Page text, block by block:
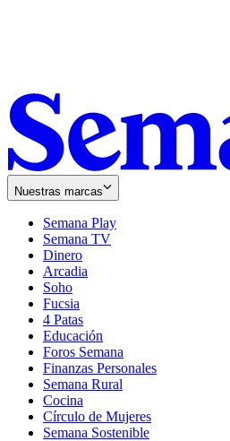
Nuestras marcas
Semana Play
Semana TV
Dinero
Arcadia
Soho
in
new
window
Fucsia
in
new
window
4 Patas
Educación
Foros Semana
Finanzas Personales
Semana Rural
Cocina
Círculo de Mujeres
Semana Sostenible